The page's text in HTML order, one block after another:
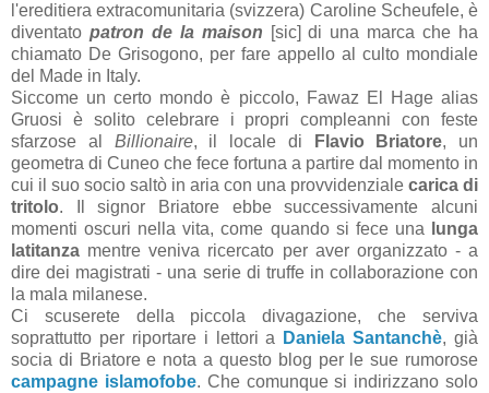
l'ereditiera extracomunitaria (svizzera) Caroline Scheufele, è
diventato patron de la maison [sic] di una marca che ha
chiamato De Grisogono, per fare appello al culto mondiale
del Made in Italy.
Siccome un certo mondo è piccolo, Fawaz El Hage alias
Gruosi è solito celebrare i propri compleanni con feste
sfarzose al Billionaire, il locale di Flavio Briatore, un
geometra di Cuneo che fece fortuna a partire dal momento in
cui il suo socio saltò in aria con una provvidenziale carica di
tritolo. Il signor Briatore ebbe successivamente alcuni
momenti oscuri nella vita, come quando si fece una
lunga
latitanza mentre veniva ricercato per aver organizzato - a
dire dei magistrati - una serie di truffe in collaborazione con
la mala milanese.
Ci scuserete della piccola divagazione, che serviva
soprattutto per riportare i lettori a Daniela Santanchè, già
socia di Briatore e nota a questo blog per le sue rumorose
campagne islamofobe. Che comunque si indirizzano solo